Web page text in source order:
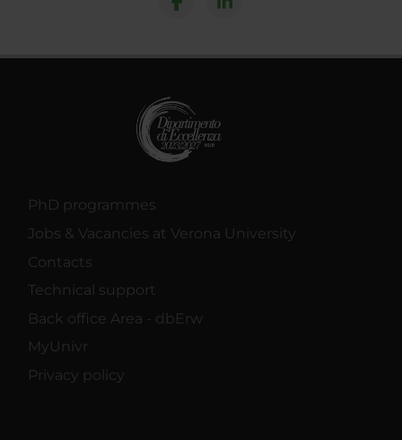
PhD programmes
Jobs & Vacancies at Verona University
Contacts
Technical support
Back office Area - dbErw
MyUnivr
Privacy policy